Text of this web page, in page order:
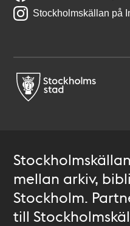
Stockholmskällan på
mellan arkiv,
Stockholm.
till